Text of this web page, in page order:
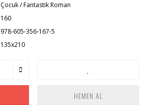
Çocuk / Fantastik Roman
160
978-605-356-167-5
135x210
HEMEN AL